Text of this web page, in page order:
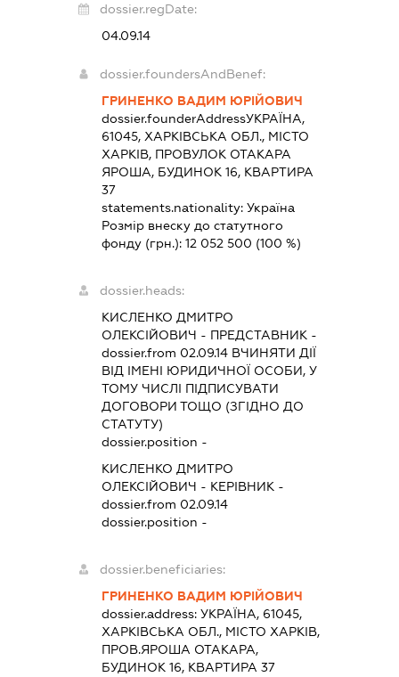
dossier.regDate:
04.09.14
dossier.foundersAndBenef:
ГРИНЕНКО ВАДИМ ЮРІЙОВИЧ
dossier.founderAddressУКРАЇНА,
61045, ХАРКІВСЬКА ОБЛ., МІСТО
ХАРКІВ, ПРОВУЛОК ОТАКАРА
ЯРОША, БУДИНОК 16, КВАРТИРА
37
statements.nationality:Україна
Розмір внеску до статутного
фонду (грн.):12 052 500 (100 %)
dossier.heads:
КИСЛЕНКО ДМИТРО
ОЛЕКСІЙОВИЧ - ПРЕДСТАВНИК -
dossier.from 02.09.14 ВЧИНЯТИ ДІЇ
ВІД ІМЕНІ ЮРИДИЧНОЇ ОСОБИ, У
ТОМУ ЧИСЛІ ПІДПИСУВАТИ
ДОГОВОРИ ТОЩО (ЗГІДНО ДО
СТАТУТУ)
dossier.position -
КИСЛЕНКО ДМИТРО
ОЛЕКСІЙОВИЧ - КЕРІВНИК -
dossier.from 02.09.14
dossier.position -
dossier.beneficiaries:
ГРИНЕНКО ВАДИМ ЮРІЙОВИЧ
dossier.address:УКРАЇНА, 61045,
ХАРКІВСЬКА ОБЛ., МІСТО ХАРКІВ,
ПРОВ.ЯРОША ОТАКАРА,
БУДИНОК 16, КВАРТИРА 37